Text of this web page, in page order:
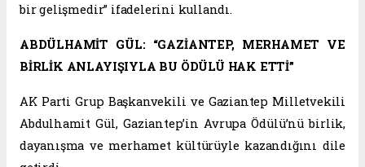
bir gelişmedir” ifadelerini kullandı.
ABDÜLHAMİT GÜL: “GAZİANTEP, MERHAMET VE
BİRLİK ANLAYIŞIYLA BU ÖDÜLÜ HAK ETTİ”
AK Parti Grup Başkanvekili ve Gaziantep Milletvekili
Abdulhamit Gül, Gaziantep’in Avrupa Ödülü’nü birlik,
dayanışma ve merhamet kültürüyle kazandığını dile